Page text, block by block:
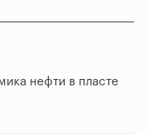
нефти в пласте